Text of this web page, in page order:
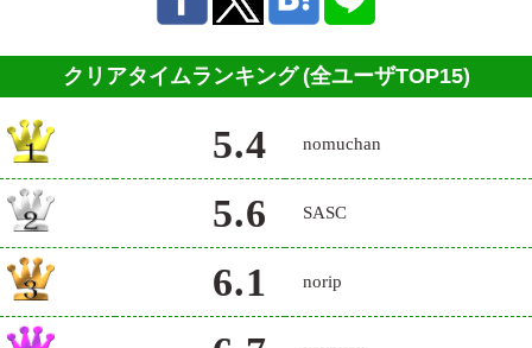
クリアタイムランキング (全ユーザTOP15)
5.4 nomuchan
5.6 SASC
6.1 norip